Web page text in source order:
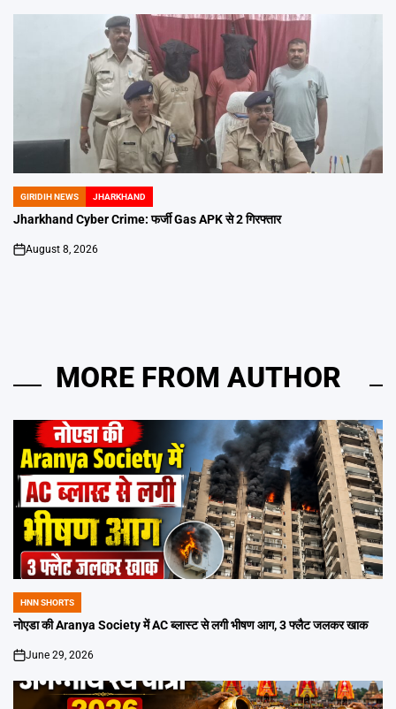
POSTED
IN
GIRIDIH NEWS JHARKHAND
Jharkhand Cyber Crime: फर्जी Gas APK से 2 गिरफ्तार
on
August 8, 2026
MORE FROM AUTHOR
POSTED
IN
HNN SHORTS
नोएडा की Aranya Society में AC ब्लास्ट से लगी भीषण आग, 3 फ्लैट जलकर खाक
on
June 29, 2026